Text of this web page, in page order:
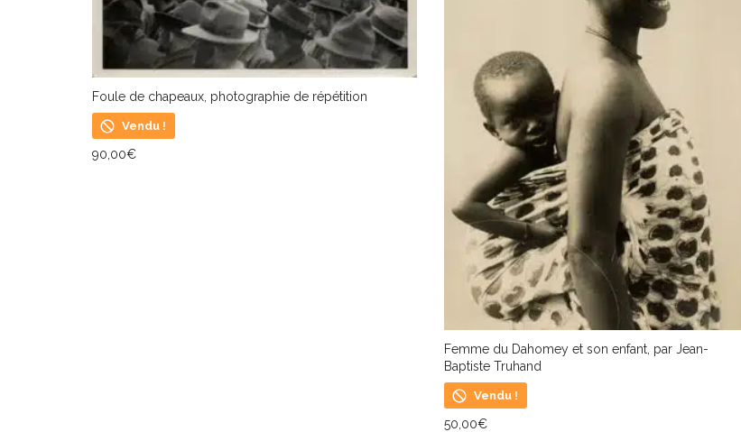
Foule de chapeaux, photographie de répétition
Vendu !
90,00€
Femme du Dahomey et son enfant, par Jean-
Baptiste Truhand
Vendu !
50,00€